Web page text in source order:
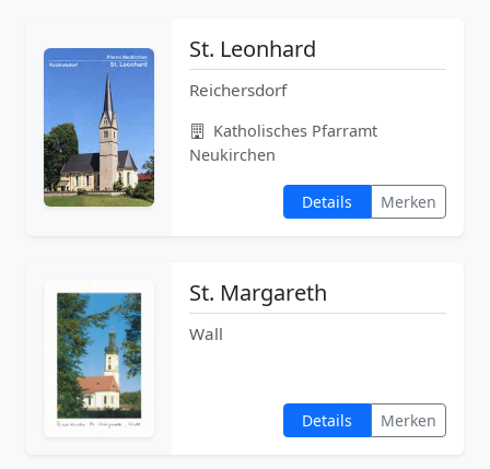
St. Leonhard
Reichersdorf
Katholisches Pfarramt
Neukirchen
Details Merken
St. Margareth
Wall
Details Merken